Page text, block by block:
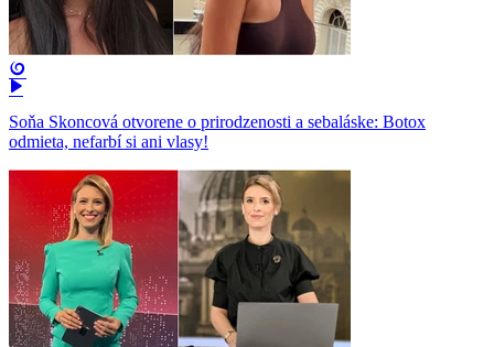
Soňa Skoncová otvorene o prirodzenosti a sebaláske: Botox
odmieta, nefarbí si ani vlasy!